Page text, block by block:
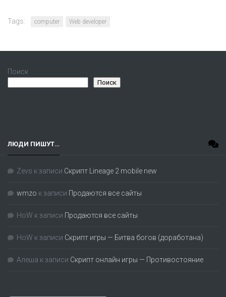
Tags: computer Web developer
Поиск
Поиск
ЛЮДИ ПИШУТ…
Zevs к записи Скрипт Lineage 2 mobile new
wmzo к записи Продаются все сайты
HoW к записи Продаются все сайты
HoW к записи Скрипт игры — Битва богов (доработана)
Алеша к записи Скрипт онлайн игры — Противостояние